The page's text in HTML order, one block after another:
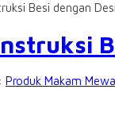
Besi dengan
Produk Makam